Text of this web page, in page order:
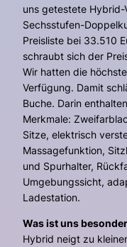
uns getestete Hybrid-
Sechsstufen-
Preisliste bei 33.510
schraubt sich der
Wir hatten die
Verfügung. Damit
Buche. Darin
Merkmale:
Sitze, elektrisch
Massagefunktion,
und Spurhalter,
Umgebungssicht,
Ladestation.
Was ist uns
Hybrid neigt zu